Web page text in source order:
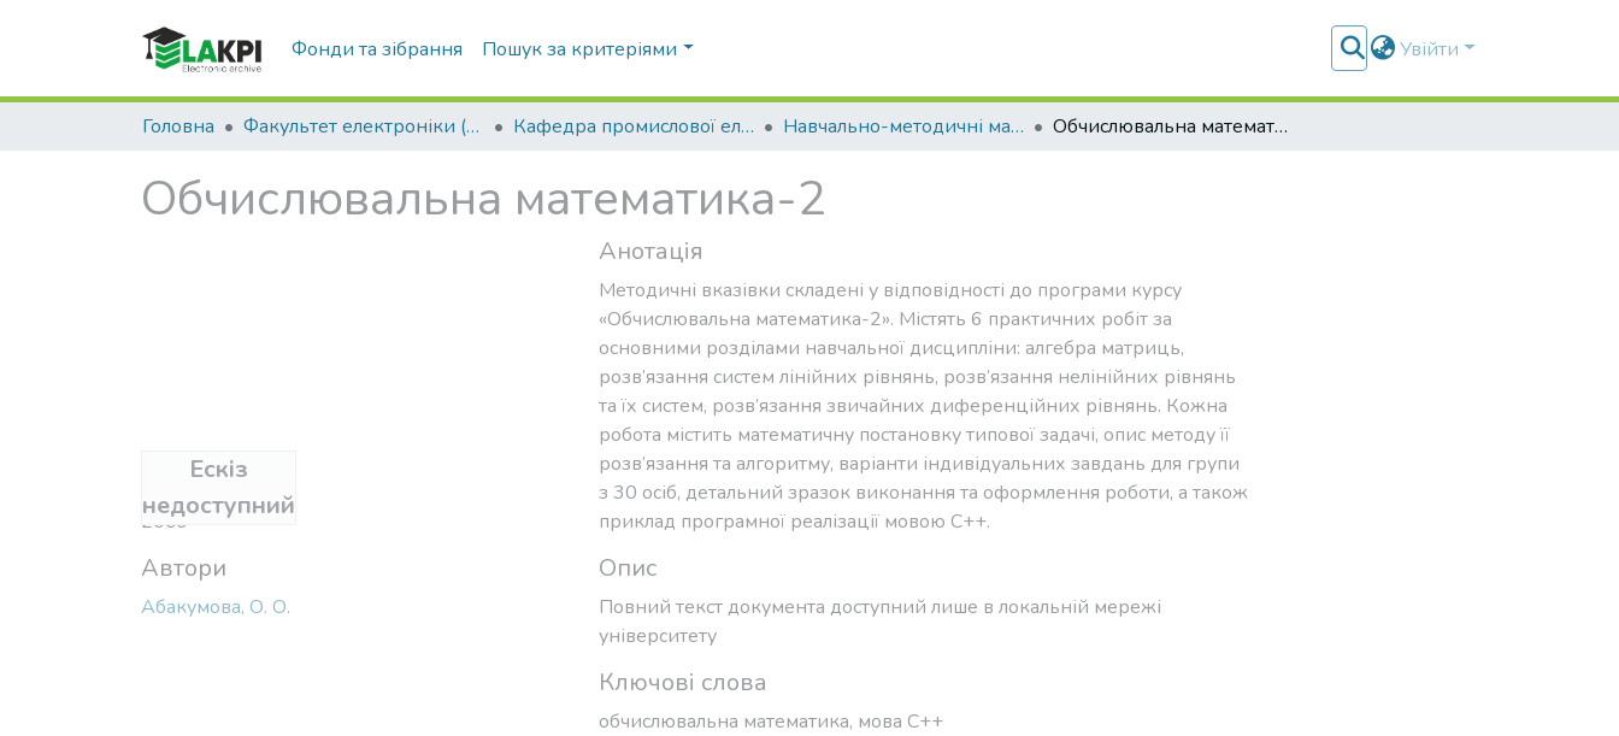
Фонди та зібрання Пошук за критеріями Увійти
Головна Факультет електроніки (ФЕЛ) Кафедра промислової електроніки (ПЕ) Навчально-методичні матеріали (ПЕ) Обчислювальна математика-2
Обчислювальна математика-2
Ескіз
недоступний
Дата
2009
Автори
Абакумова, О. О.
Анотація
Методичні вказівки складені у відповідності до програми курсу
«Обчислювальна математика-2». Містять 6 практичних робіт за
основними розділами навчальної дисципліни: алгебра матриць,
розв’язання систем лінійних рівнянь, розв’язання нелінійних рівнянь
та їх систем, розв’язання звичайних диференційних рівнянь. Кожна
робота містить математичну постановку типової задачі, опис методу її
розв’язання та алгоритму, варіанти індивідуальних завдань для групи
з 30 осіб, детальний зразок виконання та оформлення роботи, а також
приклад програмної реалізації мовою С++.
Опис
Повний текст документа доступний лише в локальній мережі
університету
Ключові слова
обчислювальна математика, мова С++